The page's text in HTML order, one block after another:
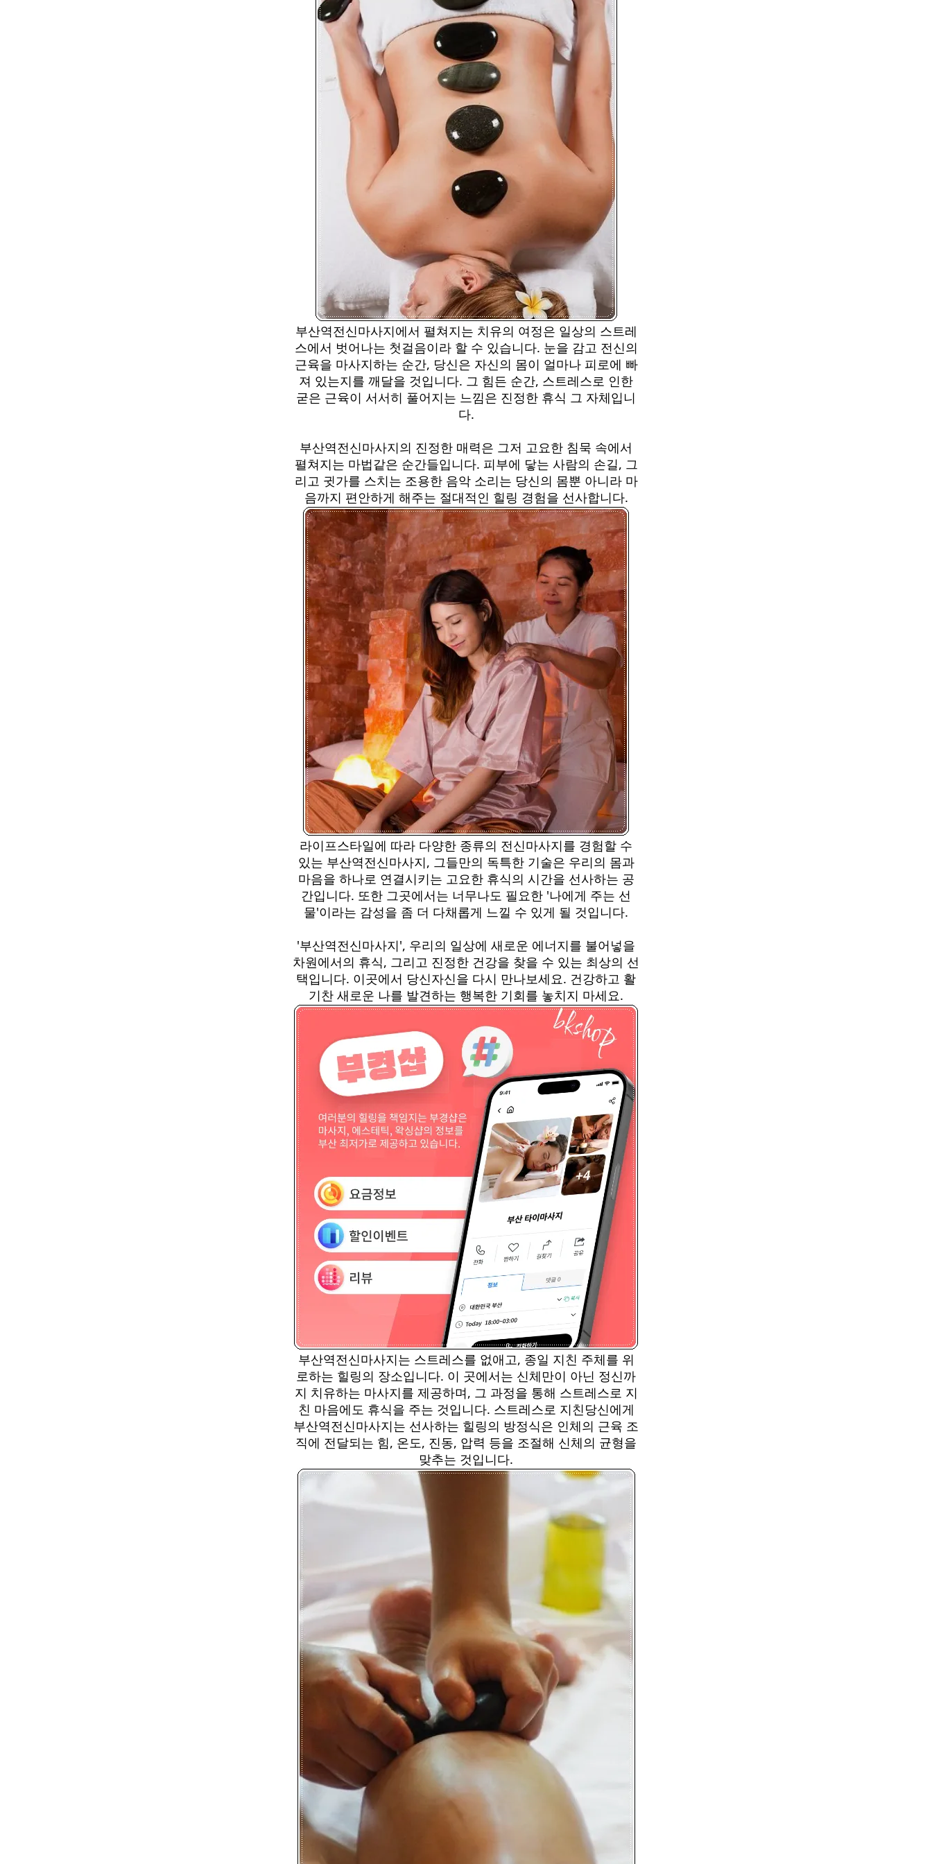
부산역전신마사지에서 펼쳐지는 치유의 여정은 일상의 스트레
스에서 벗어나는 첫걸음이라 할 수 있습니다. 눈을 감고 전신의
근육을 마사지하는 순간, 당신은 자신의 몸이 얼마나 피로에 빠
져 있는지를 깨달을 것입니다. 그 힘든 순간, 스트레스로 인한
굳은 근육이 서서히 풀어지는 느낌은 진정한 휴식 그 자체입니
다.
부산역전신마사지의 진정한 매력은 그저 고요한 침묵 속에서
펼쳐지는 마법같은 순간들입니다. 피부에 닿는 사람의 손길, 그
리고 귓가를 스치는 조용한 음악 소리는 당신의 몸뿐 아니라 마
음까지 편안하게 해주는 절대적인 힐링 경험을 선사합니다.
라이프스타일에 따라 다양한 종류의 전신마사지를 경험할 수
있는 부산역전신마사지, 그들만의 독특한 기술은 우리의 몸과
마음을 하나로 연결시키는 고요한 휴식의 시간을 선사하는 공
간입니다. 또한 그곳에서는 너무나도 필요한 '나에게 주는 선
물'이라는 감성을 좀 더 다채롭게 느낄 수 있게 될 것입니다.
'부산역전신마사지', 우리의 일상에 새로운 에너지를 불어넣을
차원에서의 휴식, 그리고 진정한 건강을 찾을 수 있는 최상의 선
택입니다. 이곳에서 당신자신을 다시 만나보세요. 건강하고 활
기찬 새로운 나를 발견하는 행복한 기회를 놓치지 마세요.
부산역전신마사지는 스트레스를 없애고, 종일 지친 주체를 위
로하는 힐링의 장소입니다. 이 곳에서는 신체만이 아닌 정신까
지 치유하는 마사지를 제공하며, 그 과정을 통해 스트레스로 지
친 마음에도 휴식을 주는 것입니다. 스트레스로 지친당신에게
부산역전신마사지는 선사하는 힐링의 방정식은 인체의 근육 조
직에 전달되는 힘, 온도, 진동, 압력 등을 조절해 신체의 균형을
맞추는 것입니다.